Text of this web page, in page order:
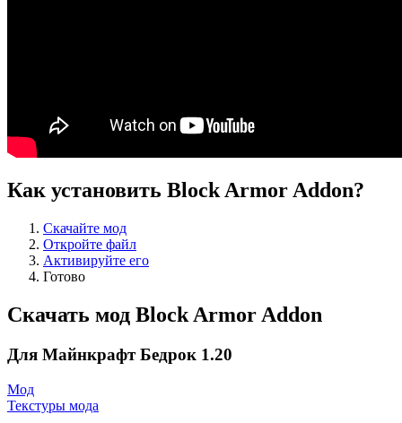
Как установить Block Armor Addon?
Скачайте мод
Откройте файл
Активируйте его
Готово
Скачать мод Block Armor Addon
Для Майнкрафт Бедрок 1.20
Мод
Текстуры мода